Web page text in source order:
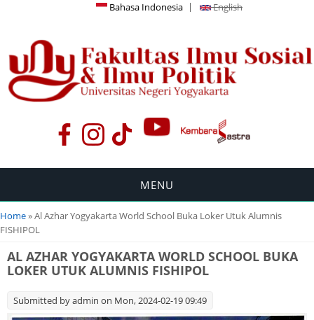
Bahasa Indonesia English
MENU
You are here
Home» Al Azhar Yogyakarta World School Buka Loker Utuk Alumnis
FISHIPOL
AL AZHAR YOGYAKARTA WORLD SCHOOL BUKA
LOKER UTUK ALUMNIS FISHIPOL
Submitted byadmin on Mon, 2024-02-19 09:49